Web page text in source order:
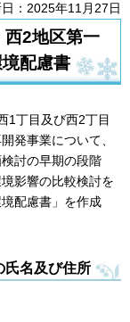
：2025年11月27日
西2地区第一
配慮書
1丁目及び西2丁目
発事業について、
討の早期の段階
影響の比較検討を
配慮書」を作成
氏名及び住所